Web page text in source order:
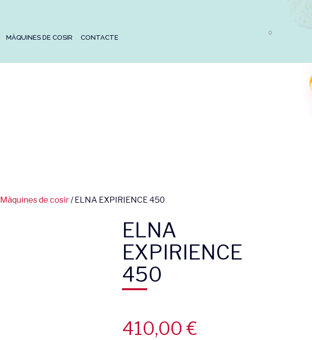
0
MÀQUINES DE COSIR CONTACTE
Màquines de cosir/ ELNA EXPIRIENCE 450
ELNA
EXPIRIENCE
450
410,00 €